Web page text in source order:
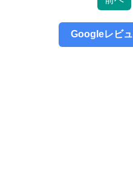
松戸市よりお越しのお客様の
た！ありがとうございました！
Googleレビ